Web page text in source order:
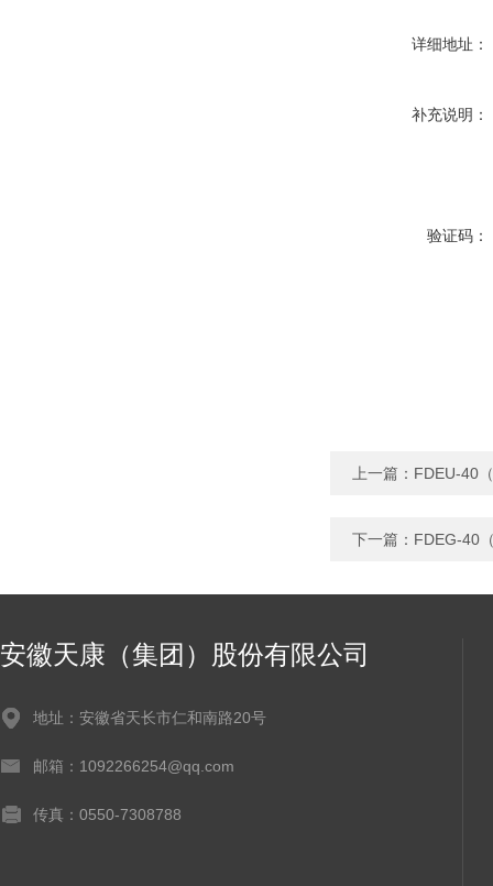
详细地址：
补充说明：
验证码：
上一篇： FDEU-40
下一篇： FDEG-40
安徽天康（集团）股份有限公司
地址：安徽省天长市仁和南路20号
邮箱：1092266254@qq.com
传真：0550-7308788